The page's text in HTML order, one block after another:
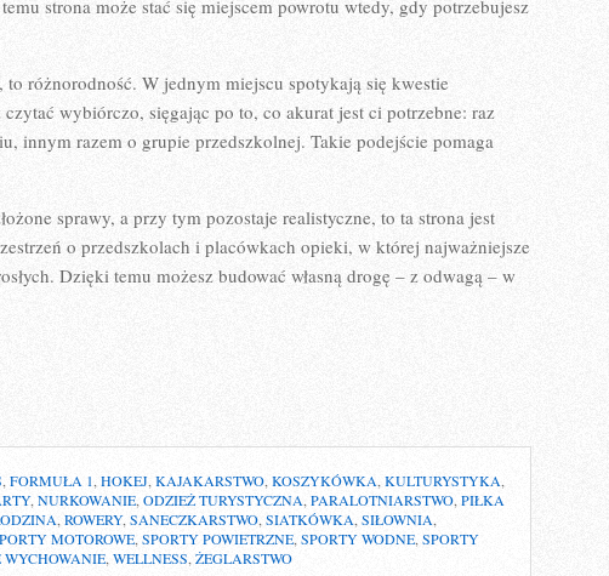
strona może stać się miejscem powrotu wtedy, gdy potrzebujesz
różnorodność. W jednym miejscu spotykają się kwestie
wybiórczo, sięgając po to, co akurat jest ci potrzebne: raz
innym razem o grupie przedszkolnej. Takie podejście pomaga
sprawy, a przy tym pozostaje realistyczne, to ta strona jest
o przedszkolach i placówkach opieki, w której najważniejsze
Dzięki temu możesz budować własną drogę – z odwagą – w
FORMUŁA 1 HOKEJ KAJAKARSTWO KOSZYKÓWKA KULTURYSTYKA
, NURKOWANIE ODZIEŻ TURYSTYCZNA, PARALOTNIARSTWO, PIŁKA
ROWERY, SANECZKARSTWO, SIATKÓWKA SIŁOWNIA,
MOTOROWE SPORTY POWIETRZNE SPORTY WODNE, SPORTY
WYCHOWANIE, WELLNESS ŻEGLARSTWO